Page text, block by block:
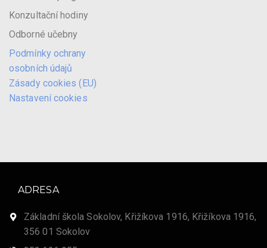
Konzultační hodiny
Odborné učebny
Podmínky ochrany
osobních údajů
Zásady cookies (EU)
Nastavení cookies
ADRESA
Základní škola Sokolov, Křižíkova 1916, Křižíkova 1916,
356 01 Sokolov